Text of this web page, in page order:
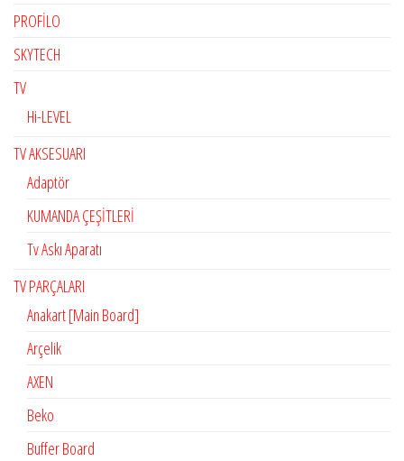
PROFİLO
SKYTECH
TV
Hi-LEVEL
TV AKSESUARI
Adaptör
KUMANDA ÇEŞİTLERİ
Tv Askı Aparatı
TV PARÇALARI
Anakart [Main Board]
Arçelik
AXEN
Beko
Buffer Board